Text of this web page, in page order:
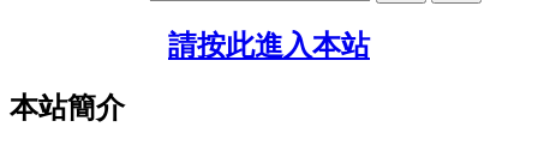
請按此進入本站
本站簡介